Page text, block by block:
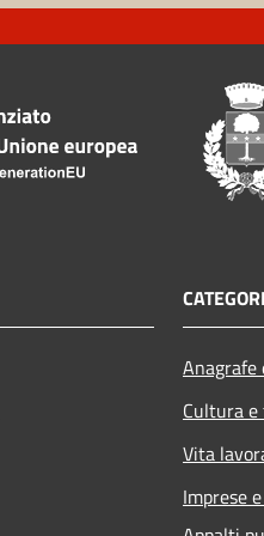
Cultura
Vita
Imprese